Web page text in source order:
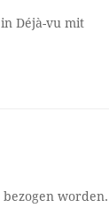
Déjà-vu mit
worden.